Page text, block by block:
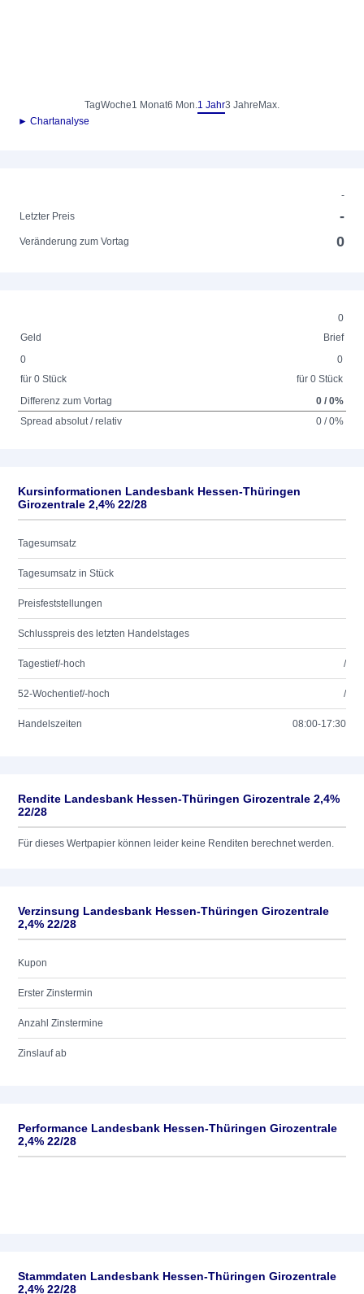
TagWoche1 Monat6 Mon.1 Jahr3 Jahre Max.
► Chartanalyse
-
Letzter Preis
-
Veränderung zum Vortag 0
0
Geld
Brief
0
für 0 Stück
0
für 0 Stück
Differenz zum Vortag
0 / 0%
Spread absolut / relativ
0 / 0%
Kursinformationen Landesbank Hessen-Thüringen
Girozentrale 2,4% 22/28
Tagesumsatz
Tagesumsatz in Stück
Preisfeststellungen
Schlusspreis des letzten Handelstages
Tagestief/-hoch /
52-Wochentief/-hoch /
Handelszeiten 08:00-17:30
Rendite Landesbank Hessen-Thüringen Girozentrale 2,4%
22/28
Für dieses Wertpapier können leider keine Renditen berechnet werden.
Verzinsung Landesbank Hessen-Thüringen Girozentrale
2,4% 22/28
Kupon
Erster Zinstermin
Anzahl Zinstermine
Zinslauf ab
Performance Landesbank Hessen-Thüringen Girozentrale
2,4% 22/28
Stammdaten Landesbank Hessen-Thüringen Girozentrale
2,4% 22/28